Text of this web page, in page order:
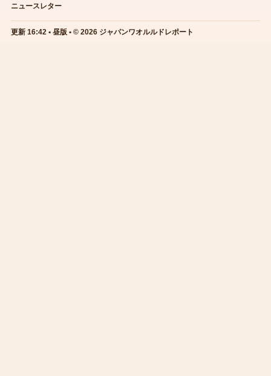
ニュースレター
更新 16:42 • 昼版 • © 2026 ジャパンワオルルドレポート